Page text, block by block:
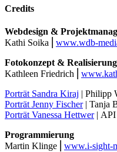
Credits
Webdesign &
Kathi Soika ⎜ www.wdb-
Fotokonzept &
Kathleen Friedrich ⎜
Porträt Sandra Kiraj | Philipp
Porträt Jenny Fischer| Tanja
Porträt Vanessa Hettwer| API
Programmierung
Martin Klinge ⎜ www.i-sight-